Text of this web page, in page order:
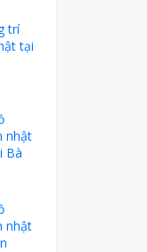
trí
tại
nhật
Bà
nhật